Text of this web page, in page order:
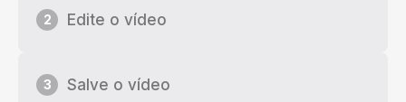
2 Edite o vídeo
3 Salve o vídeo